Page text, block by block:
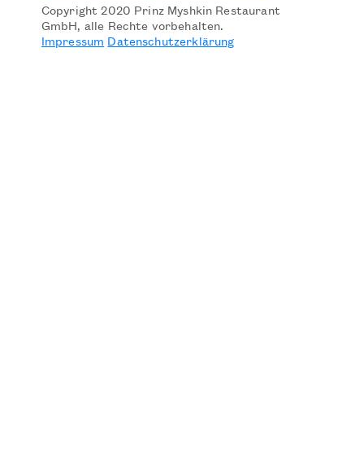
Copyright 2020 Prinz Myshkin Restaurant
GmbH, alle Rechte vorbehalten.
Impressum Datenschutzerklärung